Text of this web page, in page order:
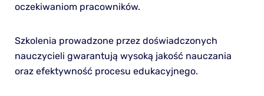
oczekiwaniom pracowników.
Szkolenia prowadzone przez doświadczonych
nauczycieli gwarantują wysoką jakość nauczania
oraz efektywność procesu edukacyjnego.